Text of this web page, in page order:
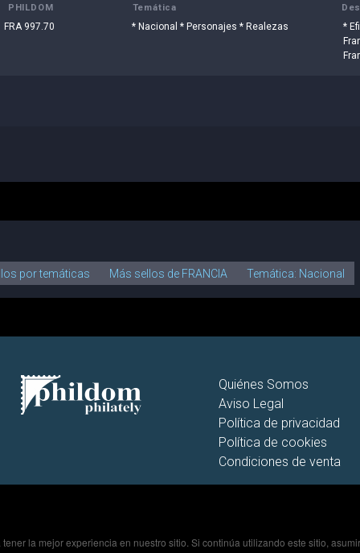
PHILDOM Temática
FRA 997.70 * Nacional * Personajes * Realezas
*
por temáticas Más sellos de FRANCIA Temática: Nacional
Quiénes Somos
Aviso Legal
Política de privacidad
Política de cookies
Condiciones de venta